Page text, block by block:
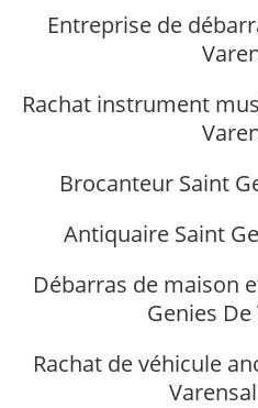
Entreprise de
Rachat instrument
Brocanteur Saint
Antiquaire Saint
Débarras de maison
Genies
Rachat de véhicule